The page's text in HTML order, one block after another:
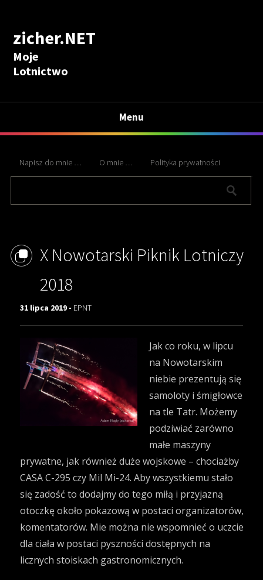
zicher.NET
Moje
Lotnictwo
Menu
Napisz do mnie … O mnie … Polityka prywatności
X Nowotarski Piknik Lotniczy
2018
31 lipca 2019 - EPNT
Jak co roku, w lipcu
na Nowotarskim
niebie prezentują się
samoloty i śmigłowce
na tle Tatr. Możemy
podziwiać zarówno
małe maszyny
prywatne, jak również duże wojskowe – chociażby
CASA C-295 czy Mil Mi-24. Aby wszystkiemu stało
się zadość to dodajmy do tego miłą i przyjazną
otoczkę około pokazową w postaci organizatorów,
komentatorów. Mie można nie wspomnieć o uczcie
dla ciała w postaci pyszności dostępnych na
licznych stoiskach gastronomicznych.